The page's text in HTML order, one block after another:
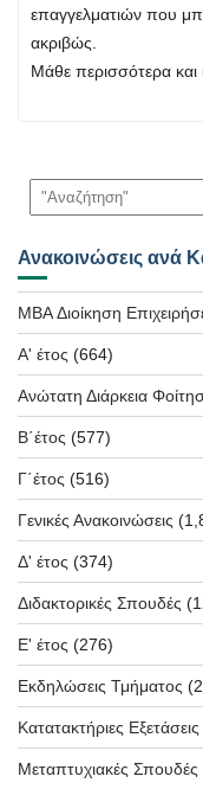
επαγγελματιών που
ακριβώς.
Μάθε περισσότερα και
Ανακοινώσεις ανά
MBA Διοίκηση
Α' έτος (664)
Ανώτατη Διάρκεια
Β΄έτος (577)
Γ΄έτος (516)
Γενικές Ανακοινώσεις
Δ' έτος (374)
Διδακτορικές Σπουδές
Ε' έτος (276)
Εκδηλώσεις Τμήματος
Κατατακτήριες Εξετάσεις
Μεταπτυχιακές Σπουδές